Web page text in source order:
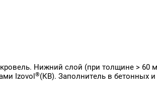
Нижний слой (при толщине > 60
Izovol ®(КВ). Заполнитель в бетонных